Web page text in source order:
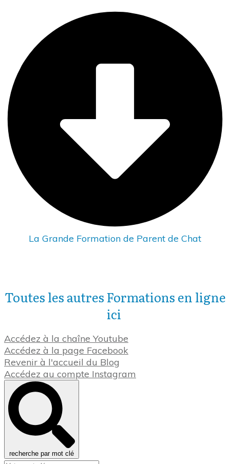
La Grande Formation de Parent de Chat
Toutes les autres Formations en ligne
ici
Accédez à la chaîne Youtube
Accédez à la page Facebook
Revenir à l'accueil du Blog
Accédez au compte Instagram
recherche par mot clé